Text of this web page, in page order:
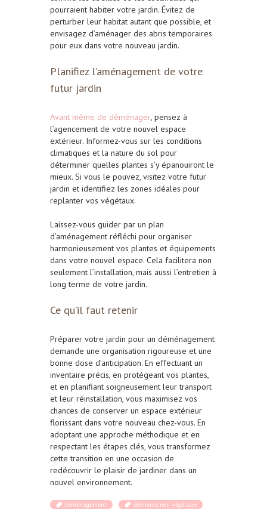
pourraient habiter votre jardin. Évitez de
perturber leur habitat autant que possible, et
envisagez d’aménager des abris temporaires
pour eux dans votre nouveau jardin.
Planifiez l’aménagement de votre
futur jardin
Avant même de déménager, pensez à
l’agencement de votre nouvel espace
extérieur. Informez-vous sur les conditions
climatiques et la nature du sol pour
déterminer quelles plantes s’y épanouiront le
mieux. Si vous le pouvez, visitez votre futur
jardin et identifiez les zones idéales pour
replanter vos végétaux.
Laissez-vous guider par un plan
d’aménagement réfléchi pour organiser
harmonieusement vos plantes et équipements
dans votre nouvel espace. Cela facilitera non
seulement l’installation, mais aussi l’entretien à
long terme de votre jardin.
Ce qu’il faut retenir
Préparer votre jardin pour un déménagement
demande une organisation rigoureuse et une
bonne dose d’anticipation. En effectuant un
inventaire précis, en protégeant vos plantes,
et en planifiant soigneusement leur transport
et leur réinstallation, vous maximisez vos
chances de conserver un espace extérieur
florissant dans votre nouveau chez-vous. En
adoptant une approche méthodique et en
respectant les étapes clés, vous transformez
cette transition en une occasion de
redécouvrir le plaisir de jardiner dans un
nouvel environnement.
déménagement
éléments non-végétaux